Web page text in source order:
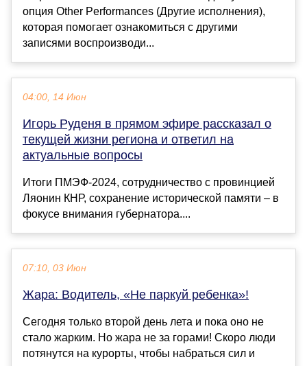
опция Other Performances (Другие исполнения),
которая помогает ознакомиться с другими
записями воспроизводи...
04:00, 14 Июн
Игорь Руденя в прямом эфире рассказал о
текущей жизни региона и ответил на
актуальные вопросы
Итоги ПМЭФ-2024, сотрудничество с провинцией
Ляонин КНР, сохранение исторической памяти – в
фокусе внимания губернатора....
07:10, 03 Июн
Жара: Водитель, «Не паркуй ребенка»!
Сегодня только второй день лета и пока оно не
стало жарким. Но жара не за горами! Скоро люди
потянутся на курорты, чтобы набраться сил и